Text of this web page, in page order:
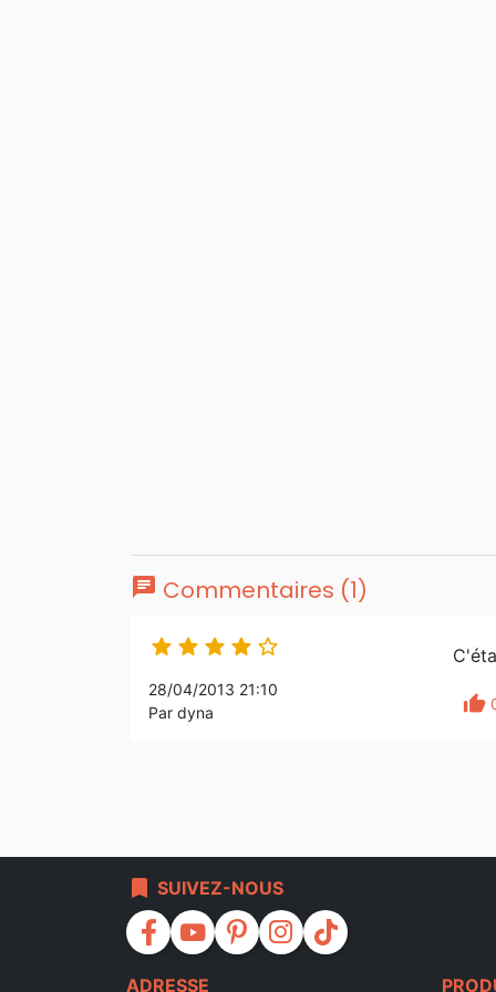
chat Commentaires (1)
    
28/04/2013 21:10
Par dyna
thumb_up
bookmark SUIVEZ-NOUS
facebook youtube pinterest instagram tiktok
ADRESSE